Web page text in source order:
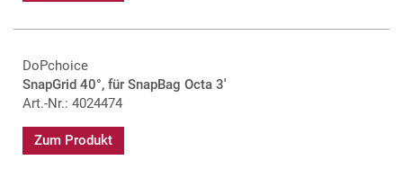
DoPchoice
SnapGrid 40°, für SnapBag Octa 3'
Art.-Nr.: 4024474
Zum Produkt